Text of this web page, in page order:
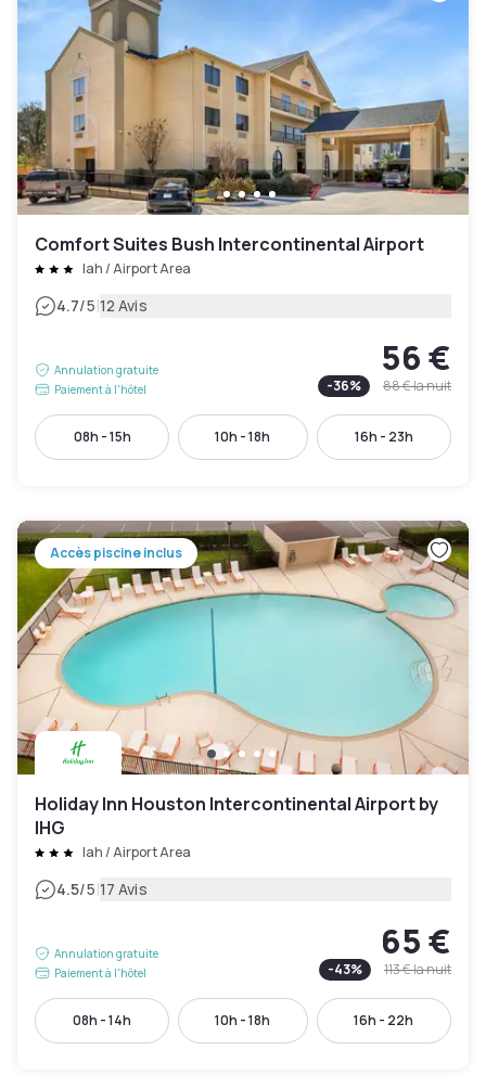
Comfort Suites Bush Intercontinental Airport
Iah / Airport Area
4.7/5|12 Avis
Annulation gratuite
Paiement à l'hôtel
56 €
-36% 88 €la nuit
08h - 15h 10h - 18h 16h - 23h
Accès piscine inclus
Holiday Inn Houston Intercontinental Airport by
IHG
Iah / Airport Area
4.5/5|17 Avis
Annulation gratuite
Paiement à l'hôtel
65 €
-43% 113 €la nuit
08h - 14h 10h - 18h 16h - 22h